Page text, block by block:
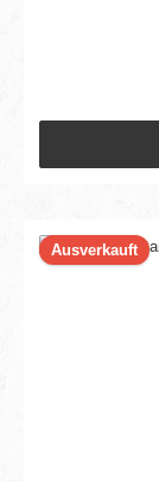
Ausverkauft